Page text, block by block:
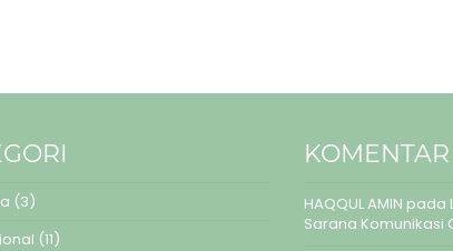
(3)
(11)
HAQQUL AMIN pada
Sarana Komunikasi